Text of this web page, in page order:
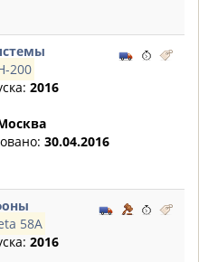
200
2016
30.04.2016
58A
2016